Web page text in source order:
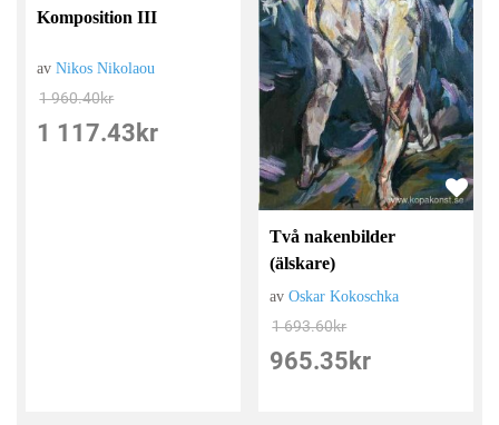
Komposition III
avNikos Nikolaou
1 960.40kr
1 117.43 kr
Två nakenbilder
(älskare)
avOskar Kokoschka
1 693.60kr
965.35 kr